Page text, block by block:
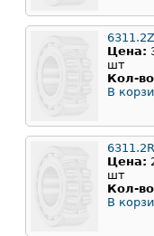
Цена:
шт
Кол-
В
Цена:
шт
Кол-
В